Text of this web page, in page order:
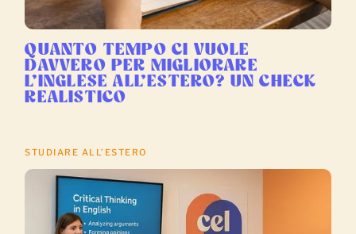
QUANTO TEMPO CI VUOLE
DAVVERO PER MIGLIORARE
L’INGLESE ALL’ESTERO? UN CHECK
REALISTICO
STUDIARE ALL’ESTERO